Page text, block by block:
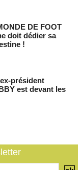
pétrolier
CEDEAO sabote la
220,71 milliards de
de financement
comme la
(Carlos
d’avoirs russes
DE FOOT
doit dédier sa
!
président
est devant les